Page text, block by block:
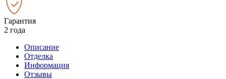
Гарантия
2 года
Описание
Отделка
Информация
Отзывы